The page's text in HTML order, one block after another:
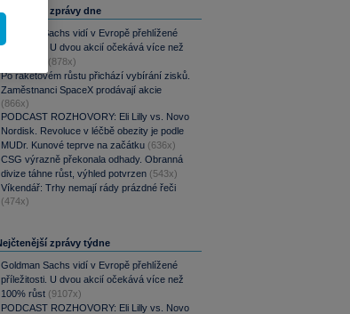
zprávy dne
Goldman Sachs vidí v Evropě přehlížené
příležitosti. U dvou akcií očekává více než
(878x)
Po raketovém růstu přichází vybírání zisků.
Zaměstnanci SpaceX prodávají akcie
(866x)
PODCAST ROZHOVORY: Eli Lilly vs. Novo
Nordisk. Revoluce v léčbě obezity je podle
MUDr. Kunové teprve na začátku (636x)
CSG výrazně překonala odhady. Obranná
divize táhne růst, výhled potvrzen (543x)
Víkendář: Trhy nemají rády prázdné řeči
(474x)
zprávy týdne
Goldman Sachs vidí v Evropě přehlížené
příležitosti. U dvou akcií očekává více než
100% růst (9107x)
PODCAST ROZHOVORY: Eli Lilly vs. Novo